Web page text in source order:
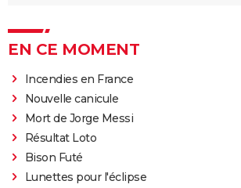
EN CE MOMENT
Incendies en France
Nouvelle canicule
Mort de Jorge Messi
Résultat Loto
Bison Futé
Lunettes pour l'éclipse